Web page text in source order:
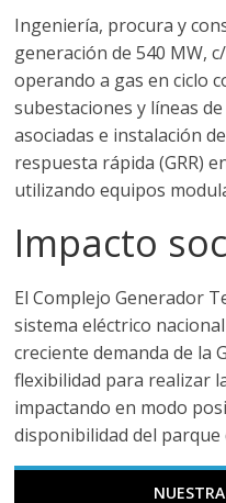
a
r
i
a
e
n
C
o
Ingeniería, procura y
generación de 540 MW,
operando a gas en ciclo
subestaciones y líneas
asociadas e instalación
respuesta rápida (GRR)
utilizando equipos
Impacto
El Complejo Generador
sistema eléctrico
creciente demanda de la
flexibilidad para realizar
impactando en modo
disponibilidad del